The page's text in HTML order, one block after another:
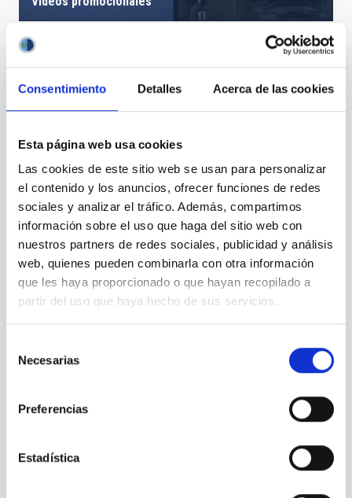
Consentimiento Detalles Acerca de las cookies
Esta página web usa cookies
Las cookies de este sitio web se usan para personalizar
el contenido y los anuncios, ofrecer funciones de redes
sociales y analizar el tráfico. Además, compartimos
información sobre el uso que haga del sitio web con
nuestros partners de redes sociales, publicidad y análisis
web, quienes pueden combinarla con otra información
que les haya proporcionado o que hayan recopilado a
partir del uso que haya hecho de sus servicios.
Necesarias
Preferencias
Estadística
Videos instrumentos de telescopios